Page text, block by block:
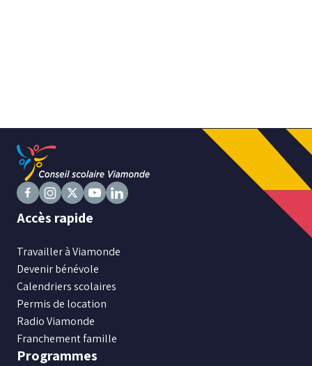
Suivez
sur
Facebook
Suivez
sur
Instagram
Suivez
nous
sur
X
Suivez
sur
Accès rapide
Travailler à Viamonde
Devenir bénévole
Calendriers scolaires
Permis de location
Radio Viamonde
Franchement famille
Programmes